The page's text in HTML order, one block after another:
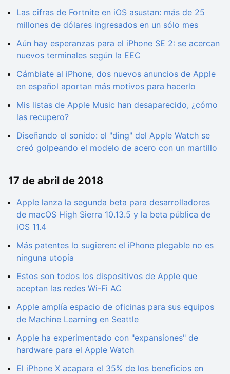
Las cifras de Fortnite en iOS asustan: más de 25
millones de dólares ingresados en un sólo mes
Aún hay esperanzas para el iPhone SE 2: se acercan
nuevos terminales según la EEC
Cámbiate al iPhone, dos nuevos anuncios de Apple
en español aportan más motivos para hacerlo
Mis listas de Apple Music han desaparecido, ¿cómo
las recupero?
Diseñando el sonido: el "ding" del Apple Watch se
creó golpeando el modelo de acero con un martillo
17 de abril de 2018
Apple lanza la segunda beta para desarrolladores
de macOS High Sierra 10.13.5 y la beta pública de
iOS 11.4
Más patentes lo sugieren: el iPhone plegable no es
ninguna utopía
Estos son todos los dispositivos de Apple que
aceptan las redes Wi-Fi AC
Apple amplía espacio de oficinas para sus equipos
de Machine Learning en Seattle
Apple ha experimentado con "expansiones" de
hardware para el Apple Watch
El iPhone X acapara el 35% de los beneficios en